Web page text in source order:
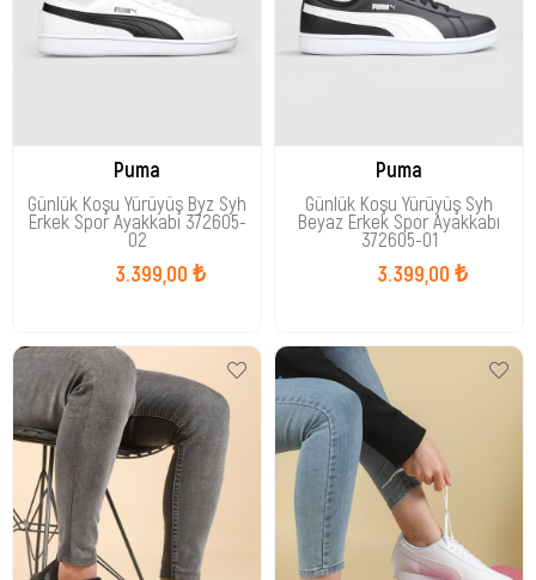
Puma
Günlük Koşu Yürüyüş Byz Syh
Erkek Spor Ayakkabı 372605-
02
3.399,00 ₺
Puma
Günlük Koşu Yürüyüş Syh
Beyaz Erkek Spor Ayakkabı
372605-01
3.399,00 ₺